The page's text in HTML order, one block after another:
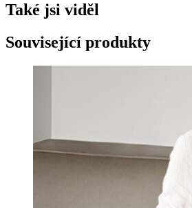
Také jsi viděl
Související produkty